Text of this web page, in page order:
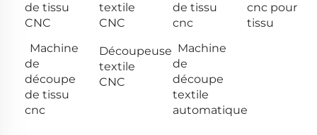
de tissu
CNC
textile
CNC
de tissu
cnc
cnc pour
tissu
Machine
de
découpe
de tissu
cnc
Découpeuse
textile
CNC
Machine
de
découpe
textile
automatique